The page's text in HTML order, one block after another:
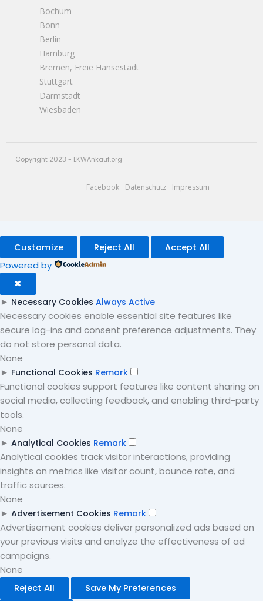
Bochum
Bonn
Berlin
Hamburg
Bremen, Freie Hansestadt
Stuttgart
Darmstadt
Wiesbaden
Copyright 2023 - LKWAnkauf.org
Facebook Datenschutz Impressum
Customize Reject All Accept All
Powered by
✖
► Necessary Cookies Always Active
Necessary cookies enable essential site features like
secure log-ins and consent preference adjustments. They
do not store personal data.
None
► Functional Cookies Remark
Functional cookies support features like content sharing on
social media, collecting feedback, and enabling third-party
tools.
None
► Analytical Cookies Remark
Analytical cookies track visitor interactions, providing
insights on metrics like visitor count, bounce rate, and
traffic sources.
None
► Advertisement Cookies Remark
Advertisement cookies deliver personalized ads based on
your previous visits and analyze the effectiveness of ad
campaigns.
None
Reject All Save My Preferences